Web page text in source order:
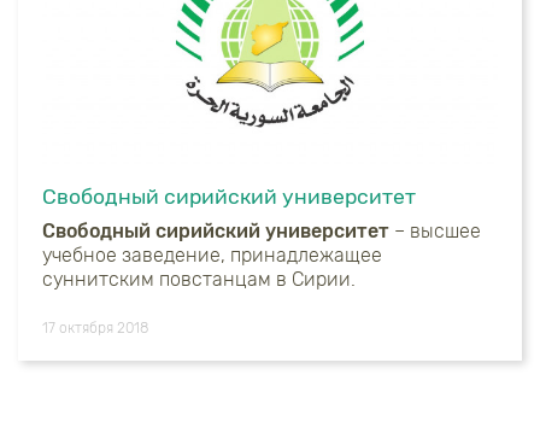
Свободный сирийский университет
Свободный сирийский университет – высшее
учебное заведение, принадлежащее
суннитским повстанцам в Сирии.
17 октября 2018